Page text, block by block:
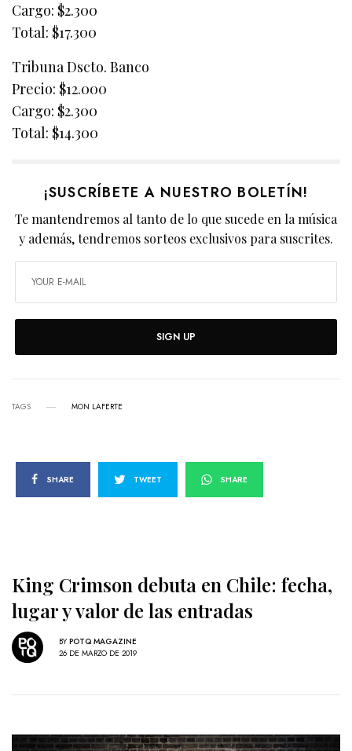
Cargo: $2.300
Total: $17.300
Tribuna Dscto. Banco
Precio: $12.000
Cargo: $2.300
Total: $14.300
¡SUSCRÍBETE A NUESTRO BOLETÍN!
Te mantendremos al tanto de lo que sucede en la música
y además, tendremos sorteos exclusivos para suscrites.
SIGN UP
TAGS MON LAFERTE
SHARE TWEET SHARE
King Crimson debuta en Chile: fecha,
lugar y valor de las entradas
BY POTQ MAGAZINE
26 DE MARZO DE 2019